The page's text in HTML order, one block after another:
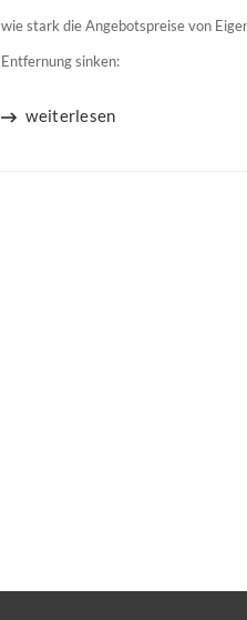
wie stark die Angebotspreise von
Entfernung sinken:
weiterlesen